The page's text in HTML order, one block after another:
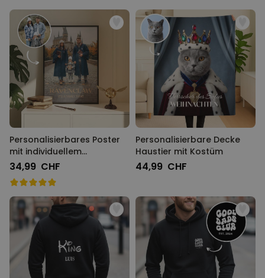
Personalisierbares Poster
mit individuellem
Zauberdesign
34,99 CHF
Personalisierbare Decke
Haustier mit Kostüm
44,99 CHF